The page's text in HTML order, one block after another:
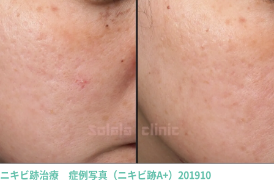
ニキビ跡治療 症例写真（ニキビ跡A+）201910